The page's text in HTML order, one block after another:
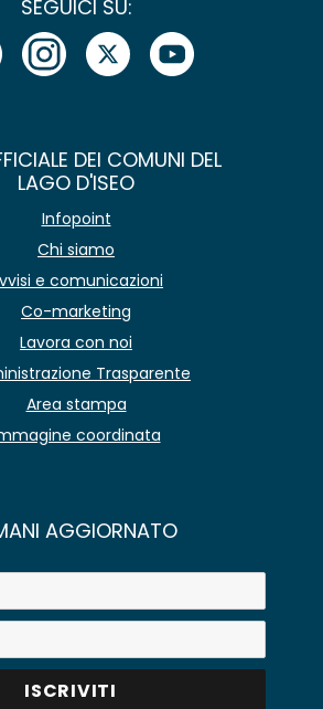
SEGUICI SU:
DEI COMUNI DEL
LAGO D'ISEO
Infopoint
Chi siamo
e comunicazioni
Co-marketing
Lavora con noi
Trasparente
Area stampa
coordinata
AGGIORNATO